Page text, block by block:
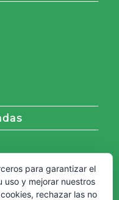
para garantizar el
uso y mejorar nuestros
rechazar las no